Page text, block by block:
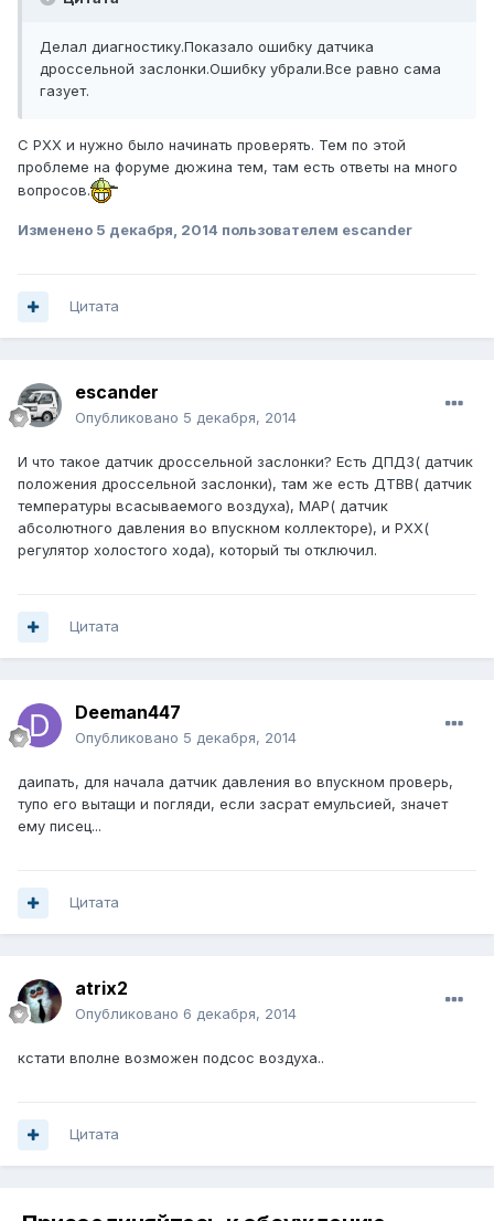
Делал диагностику.Показало ошибку датчика
дроссельной заслонки.Ошибку убрали.Все равно сама
газует.
С РХХ и нужно было начинать проверять. Тем по этой
проблеме на форуме дюжина тем, там есть ответы на много
вопросов.
Изменено 5 декабря, 2014 пользователем escander
Цитата
escander
Опубликовано 5 декабря, 2014
И что такое датчик дроссельной заслонки? Есть ДПДЗ( датчик
положения дроссельной заслонки), там же есть ДТВВ( датчик
температуры всасываемого воздуха), МАР( датчик
абсолютного давления во впускном коллекторе), и РХХ(
регулятор холостого хода), который ты отключил.
Цитата
Deeman447
Опубликовано 5 декабря, 2014
даипать, для начала датчик давления во впускном проверь,
тупо его вытащи и погляди, если засрат емульсией, значет
ему писец...
Цитата
atrix2
Опубликовано 6 декабря, 2014
кстати вполне возможен подсос воздуха..
Цитата